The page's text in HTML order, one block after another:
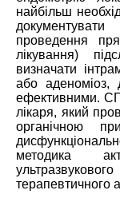
найбільш
проведення
лікування)
визначати
або аденоміоз,
ефективними.
лікаря, який
органічною
методика
терапевтичного